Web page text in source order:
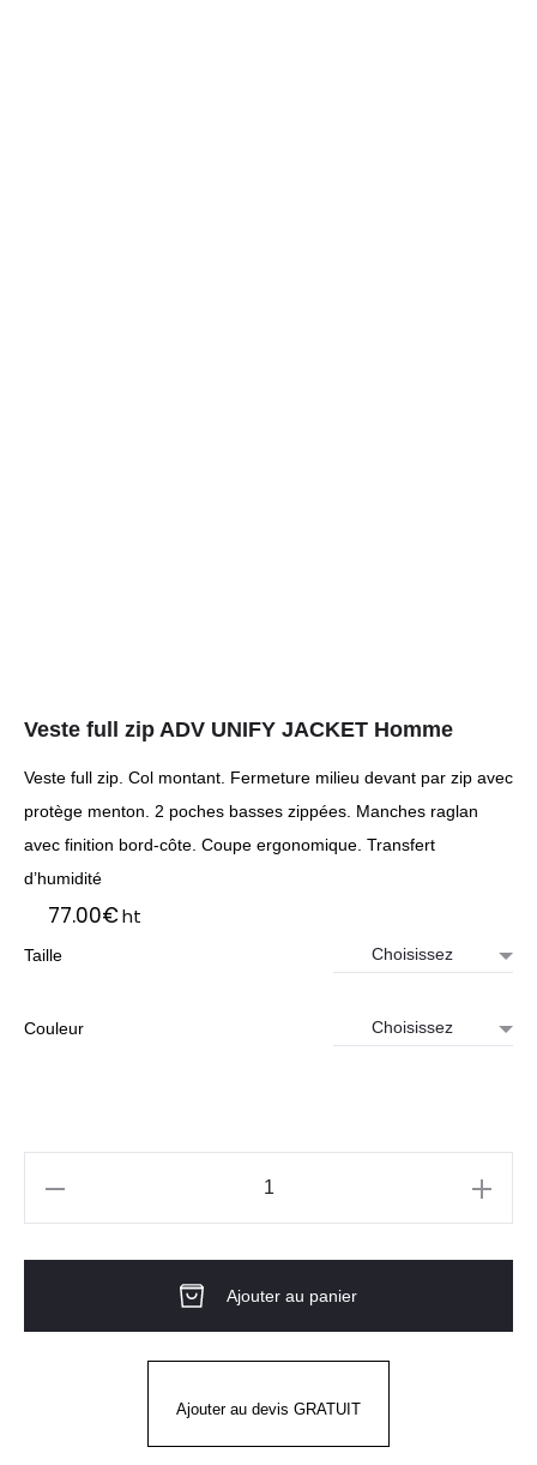
Veste full zip ADV UNIFY JACKET Homme
Veste full zip. Col montant. Fermeture milieu devant par zip avec
protège menton. 2 poches basses zippées. Manches raglan
avec finition bord-côte. Coupe ergonomique. Transfert
d’humidité
77.00€ht
Taille
Couleur
zip
Ajouter au panier
Ajouter au devis GRATUIT